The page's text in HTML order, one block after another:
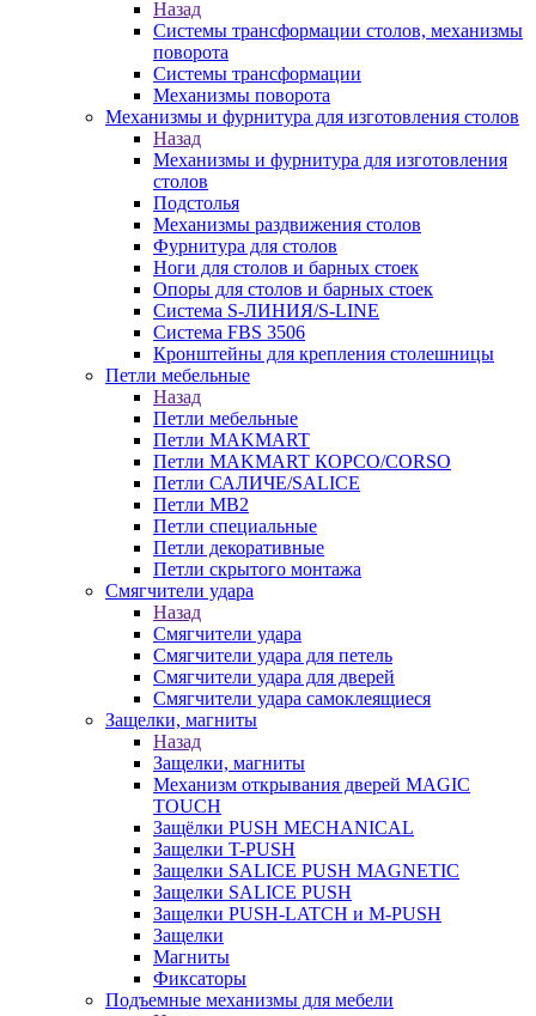
Назад
Системы трансформации столов, механизмы
поворота
Системы трансформации
Механизмы поворота
Механизмы и фурнитура для изготовления столов
Назад
Механизмы и фурнитура для изготовления
столов
Подстолья
Механизмы раздвижения столов
Фурнитура для столов
Ноги для столов и барных стоек
Опоры для столов и барных стоек
Система S-ЛИНИЯ/S-LINE
Система FBS 3506
Кронштейны для крепления столешницы
Петли мебельные
Назад
Петли мебельные
Петли MAKMART
Петли MAKMART КОРСО/CORSO
Петли САЛИЧЕ/SALICE
Петли MB2
Петли специальные
Петли декоративные
Петли скрытого монтажа
Смягчители удара
Назад
Смягчители удара
Смягчители удара для петель
Смягчители удара для дверей
Cмягчители удара самоклеящиеся
Защелки, магниты
Назад
Защелки, магниты
Механизм открывания дверей MAGIC
TOUCH
Защёлки PUSH MECHANICAL
Защелки T-PUSH
Защелки SALICE PUSH MAGNETIC
Защелки SALICE PUSH
Защелки PUSH-LATCH и M-PUSH
Защелки
Магниты
Фиксаторы
Подъемные механизмы для мебели